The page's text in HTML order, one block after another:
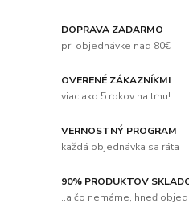
DOPRAVA ZADARMO
pri objednávke nad 80€
OVERENÉ ZÁKAZNÍKMI
viac ako 5 rokov na trhu!
VERNOSTNÝ PROGRAM
každá objednávka sa ráta
90% PRODUKTOV
..a čo nemáme, hneď